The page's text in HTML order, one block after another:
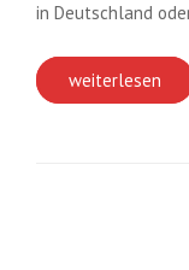
in Deutschland
weiterlesen